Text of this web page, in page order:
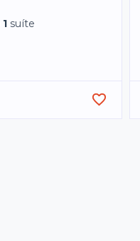
1 suíte